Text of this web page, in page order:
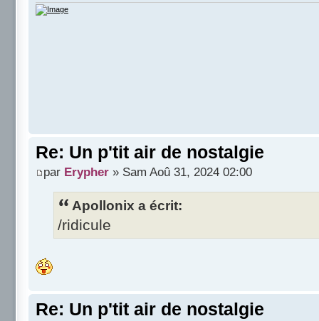
Re: Un p'tit air de nostalgie
par Erypher » Sam Aoû 31, 2024 02:00
Apollonix a écrit:
/ridicule
Re: Un p'tit air de nostalgie